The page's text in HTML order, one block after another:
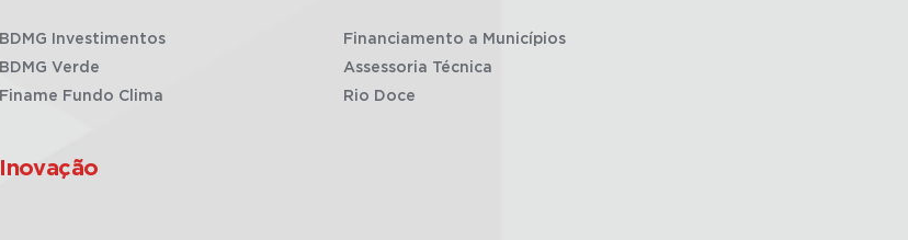
BDMG Investimentos
BDMG Verde
Finame Fundo Clima
Inovação
Financiamento a Municípios
Assessoria Técnica
Rio Doce